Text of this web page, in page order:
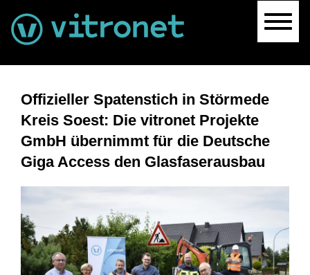
Offizieller Spatenstich in Störmede
Kreis Soest: Die vitronet Projekte
GmbH übernimmt für die Deutsche
Giga Access den Glasfaserausbau